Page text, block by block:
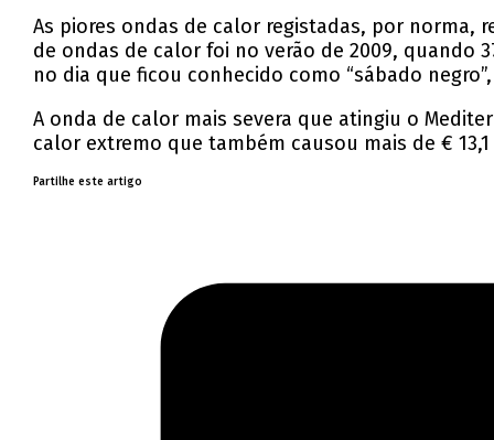
As piores ondas de calor registadas, por norma,
de ondas de calor foi no verão de 2009, quando
no dia que ficou conhecido como “sábado
A onda de calor mais severa que atingiu o
calor extremo que também causou mais de €
Partilhe este artigo